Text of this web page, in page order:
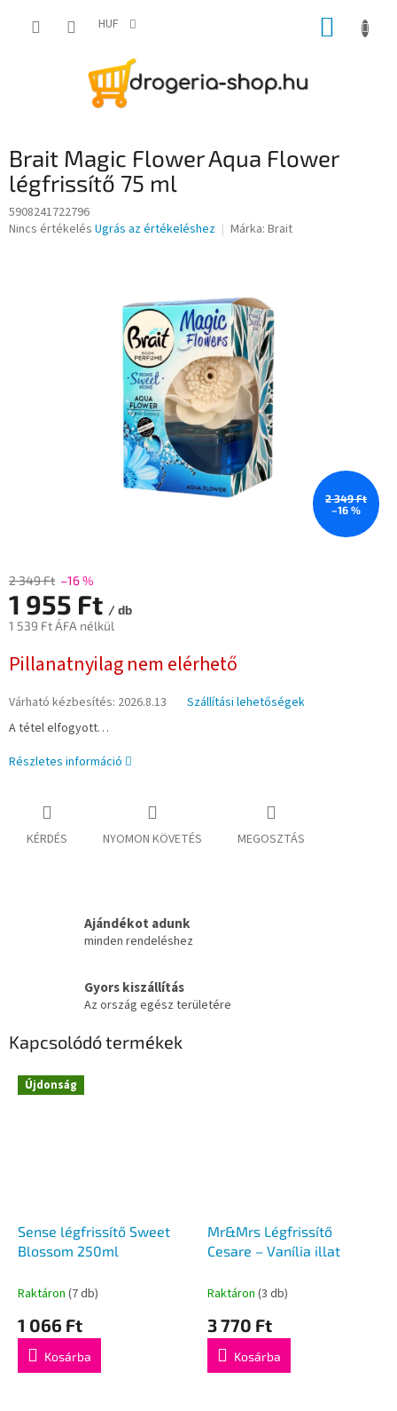
HUF KOSÁR
Brait Magic Flower Aqua Flower
légfrissítő 75 ml
5908241722796
A
Nincs értékelés Ugrás az értékeléshez Márka: Brait
2 349 Ft
–16 %
2 349 Ft –16 %
1 955 Ft / db
1 539 Ft ÁFA nélkül
Pillanatnyilag nem elérhető
Várható kézbesítés: 2026.8.13
Szállítási lehetőségek
A tétel elfogyott…
Részletes információ
KÉRDÉS NYOMON KÖVETÉS MEGOSZTÁS
Ajándékot adunk
minden rendeléshez
Gyors kiszállítás
Az ország egész területére
Kapcsolódó termékek
Újdonság
Sense légfrissítő Sweet
Blossom 250ml
Raktáron (7 db)
1 066 Ft
Kosárba
Mr&Mrs Légfrissítő
Cesare – Vanília illat
Raktáron (3 db)
3 770 Ft
Kosárba